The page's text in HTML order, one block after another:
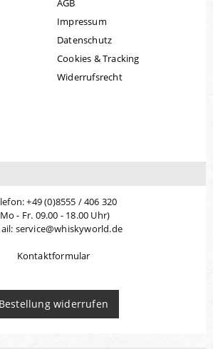
Impressum
Datenschutz
Cookies & Tracking
Widerrufsrecht
+49 (0)8555 / 406 320
- Fr. 09.00 - 18.00 Uhr)
service@whiskyworld.de
Kontaktformular
Bestellung widerrufen